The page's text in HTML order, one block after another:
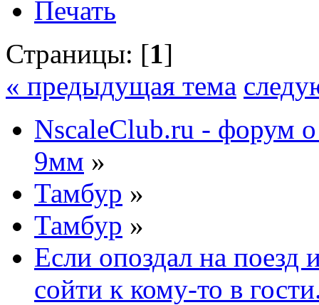
Печать
Страницы: [1]
« предыдущая тема
NscaleClub.ru - форум
9мм »
Тамбур »
Тамбур »
Если опоздал на поезд
сойти к кому-то в